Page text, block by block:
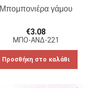
Μπομπονιέρα γάμου
€3.08
ΜΠΟ-ΑΝΔ-221
Προσθήκη στο καλάθι